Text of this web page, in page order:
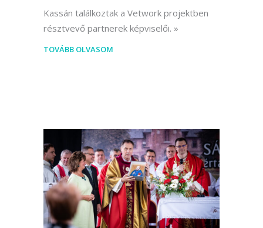
Kassán találkoztak a Vetwork projektben
résztvevő partnerek képviselői.
TOVÁBB OLVASOM